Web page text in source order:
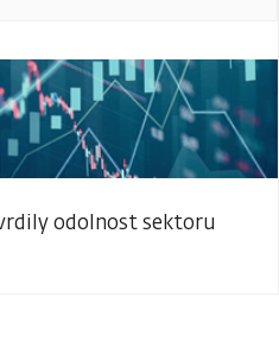
odolnost sektoru